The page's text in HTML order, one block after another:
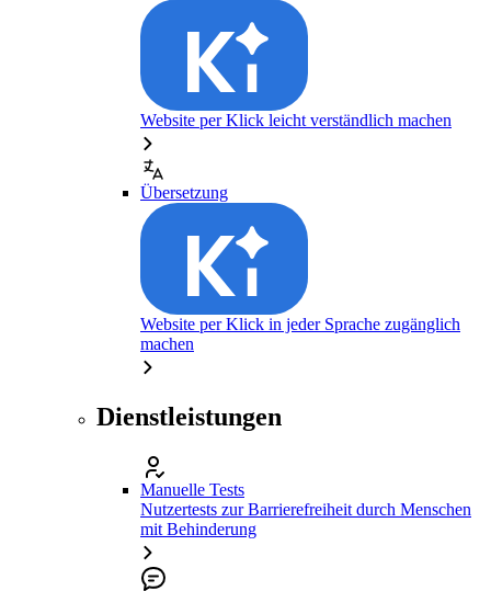
Website per Klick leicht verständlich machen
Übersetzung
Website per Klick in jeder Sprache zugänglich
machen
Dienstleistungen
Manuelle Tests
Nutzertests zur Barrierefreiheit durch Menschen
mit Behinderung